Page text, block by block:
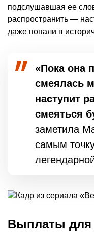
подслушавшая ее
распространить —
даже попали в
«Пока она
смеялась
наступит
смеяться
заметила
самым
Выплаты для